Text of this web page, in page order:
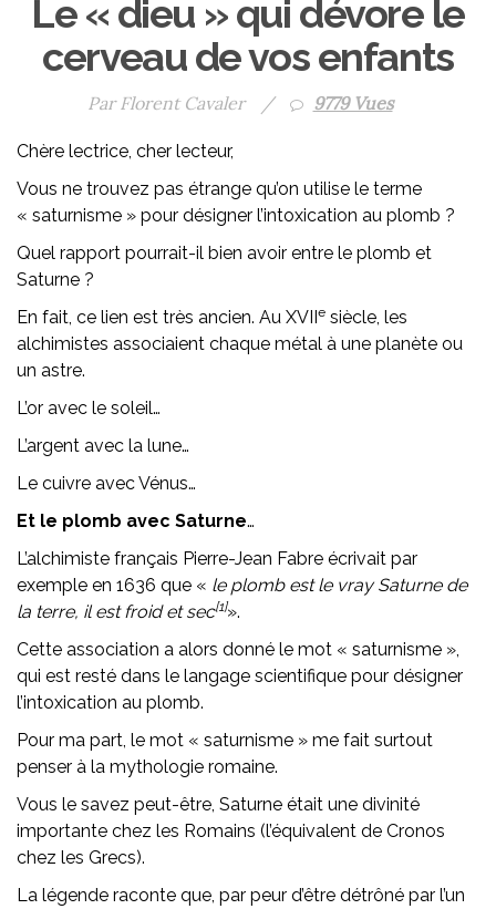
Le « dieu » qui dévore le
cerveau de vos enfants
Par Florent Cavaler / 9779 Vues
Chère lectrice, cher lecteur,
Vous ne trouvez pas étrange qu’on utilise le terme
« saturnisme » pour désigner l’intoxication au plomb ?
Quel rapport pourrait-il bien avoir entre le plomb et
Saturne ?
En fait, ce lien est très ancien. Au XVIIe siècle, les
alchimistes associaient chaque métal à une planète ou
un astre.
L’or avec le soleil…
L’argent avec la lune…
Le cuivre avec Vénus…
Et le plomb avec Saturne…
L’alchimiste français Pierre-Jean Fabre écrivait par
exemple en 1636 que « le plomb est le vray Saturne de
la terre, il est froid et sec[1]».
Cette association a alors donné le mot « saturnisme »,
qui est resté dans le langage scientifique pour désigner
l’intoxication au plomb.
Pour ma part, le mot « saturnisme » me fait surtout
penser à la mythologie romaine.
Vous le savez peut-être, Saturne était une divinité
importante chez les Romains (l’équivalent de Cronos
chez les Grecs).
La légende raconte que, par peur d’être détrôné par l’un